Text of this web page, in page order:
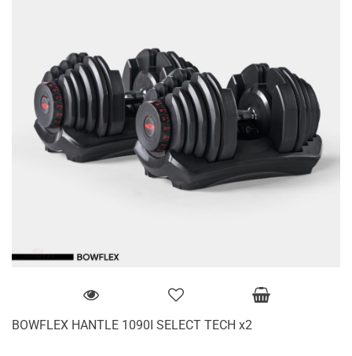
BOWFLEX HANTLE 1090I SELECT TECH x2